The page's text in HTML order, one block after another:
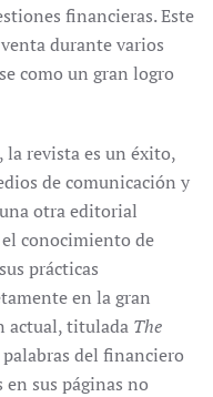
financieras. Este
durante varios
como un gran logro
la revista es un éxito,
de comunicación y
otra editorial
conocimiento de
prácticas
en la gran
actual, titulada The
del financiero
sus páginas no